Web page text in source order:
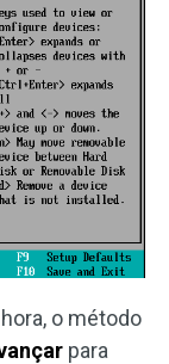
o método
para